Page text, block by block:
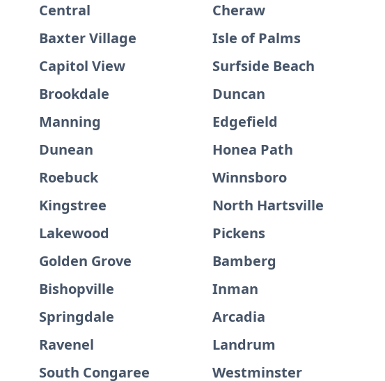
Central
Cheraw
Baxter Village
Isle of Palms
Capitol View
Surfside Beach
Brookdale
Duncan
Manning
Edgefield
Dunean
Honea Path
Roebuck
Winnsboro
Kingstree
North Hartsville
Lakewood
Pickens
Golden Grove
Bamberg
Bishopville
Inman
Springdale
Arcadia
Ravenel
Landrum
South Congaree
Westminster